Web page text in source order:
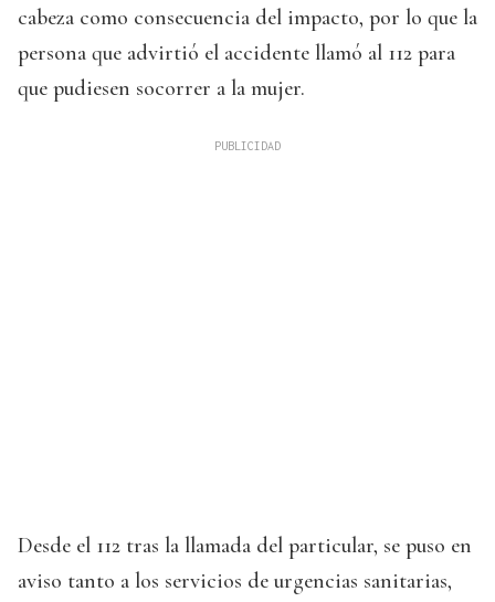
cabeza como consecuencia del impacto, por lo que la
persona que advirtió el accidente llamó al 112 para
que pudiesen socorrer a la mujer.
Desde el 112 tras la llamada del particular, se puso en
aviso tanto a los servicios de urgencias sanitarias,